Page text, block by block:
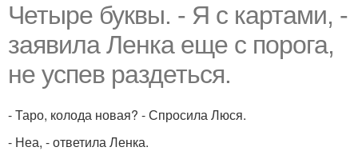
Четыре буквы. - Я с картами, -
заявила Ленка еще с порога,
не успев раздеться.
- Таро, колода новая? - Спросила Люся.
- Неа, - ответила Ленка.